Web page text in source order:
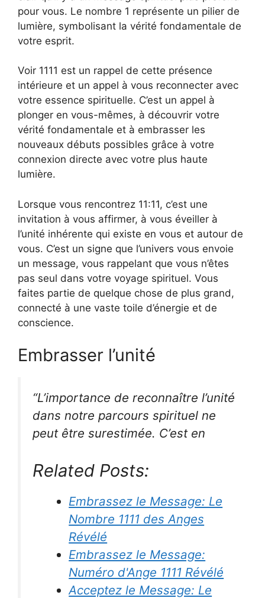
pour vous. Le nombre 1 représente un pilier de
lumière, symbolisant la vérité fondamentale de
votre esprit.
Voir 1111 est un rappel de cette présence
intérieure et un appel à vous reconnecter avec
votre essence spirituelle. C’est un appel à
plonger en vous-mêmes, à découvrir votre
vérité fondamentale et à embrasser les
nouveaux débuts possibles grâce à votre
connexion directe avec votre plus haute
lumière.
Lorsque vous rencontrez 11:11, c’est une
invitation à vous affirmer, à vous éveiller à
l’unité inhérente qui existe en vous et autour de
vous. C’est un signe que l’univers vous envoie
un message, vous rappelant que vous n’êtes
pas seul dans votre voyage spirituel. Vous
faites partie de quelque chose de plus grand,
connecté à une vaste toile d’énergie et de
conscience.
Embrasser l’unité
“L’importance de reconnaître l’unité
dans notre parcours spirituel ne
peut être surestimée. C’est en
Related Posts:
Embrassez le Message: Le
Nombre 1111 des Anges
Révélé
Embrassez le Message:
Numéro d'Ange 1111 Révélé
Acceptez le Message: Le